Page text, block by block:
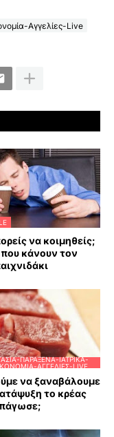
Αγγελίες-Live
να κοιμηθείς;
κάνουν τον
ΠΑΡΆΞΕΝΑ-ΙΑΤΡΙΚΆ-
ΑΓΓΕΛΊΕΣ-LIVE
να ξαναβάλουμε
το κρέας